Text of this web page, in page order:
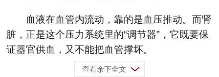
血液在血管内流动，靠的是血压推动。而肾
脏，正是这个压力系统里的“调节器”，它既要保
证器官供血，又不能把血管撑坏。
查看余下全文